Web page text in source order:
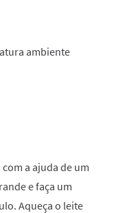
ambiente
a ajuda de um
e faça um
Aqueça o leite